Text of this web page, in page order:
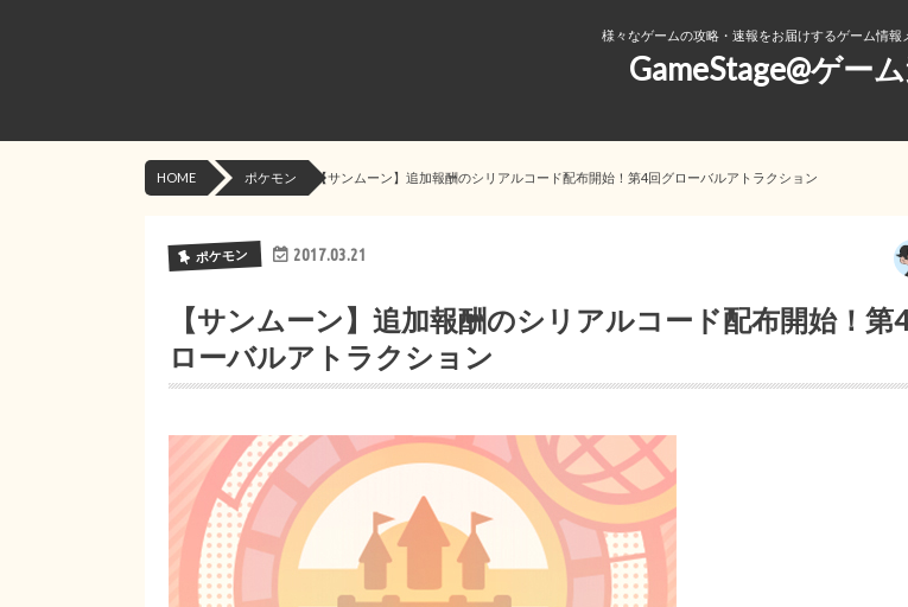
様々なゲームの攻略・速報をお届けするゲーム情報
GameStage@ゲー
HOME ポケモン 【サンムーン】追加報酬のシリアルコード配布開始！第4回グローバルアトラクション
ポケモン 2017.03.21
【サンムーン】追加報酬のシリアルコード配布開始！第
ローバルアトラクション